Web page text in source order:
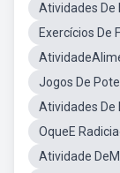
Atividades De
Exercícios De
Jogos De
Atividades
OqueE
Atividade